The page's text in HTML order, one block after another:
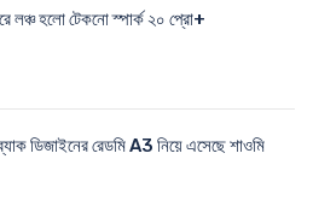
লঞ্চ হলো টেকনো স্পার্ক ২০ প্রো+
ডিজাইনের রেডমি A3 নিয়ে এসেছে শাওমি